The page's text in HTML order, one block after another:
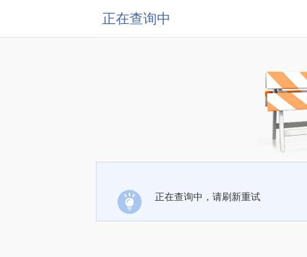
正在查询中
正在查询中，请刷新重试